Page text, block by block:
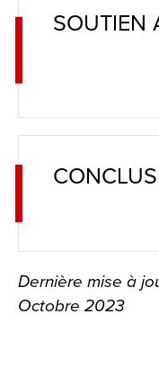
SOUTIEN
Dernière mise à
Octobre 2023